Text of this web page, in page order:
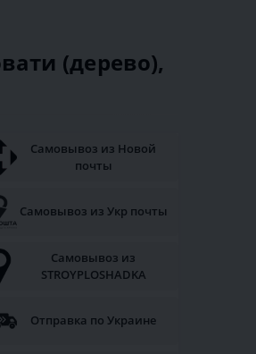
(дерево),
Самовывоз из Новой
почты
Самовывоз из Укр почты
Самовывоз из
STROYPLOSHADKA
Отправка по Украине